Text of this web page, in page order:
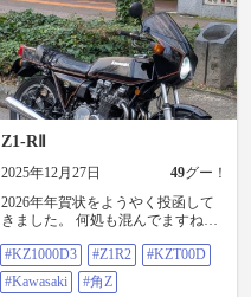
Z1-RⅡ
2025年12月27日 49グー！
2026年年賀状をようやく投函して
きました。 何処も混んでますねぇ
#Kawasaki #角Z
#KZ1000D3 #Z1R2
#KZT00D
#Kawasaki
#角Z